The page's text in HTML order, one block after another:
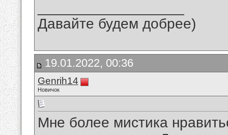
Давайте будем добрее)
19.01.2022, 00:36
Genrih14
Новичок
Мне более мистика